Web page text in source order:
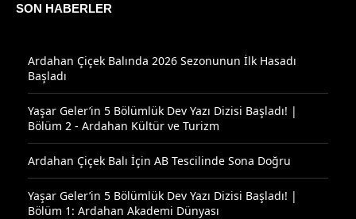
SON HABERLER
Ardahan Çiçek Balında 2026 Sezonunun İlk Hasadı
Başladı
Yaşar Geler’in 5 Bölümlük Dev Yazı Dizisi Başladı! |
Bölüm 2 - Ardahan Kültür ve Turizm
Ardahan Çiçek Balı İçin AB Tescilinde Sona Doğru
Yaşar Geler’in 5 Bölümlük Dev Yazı Dizisi Başladı! |
Bölüm 1: Ardahan Akademi Dünyası